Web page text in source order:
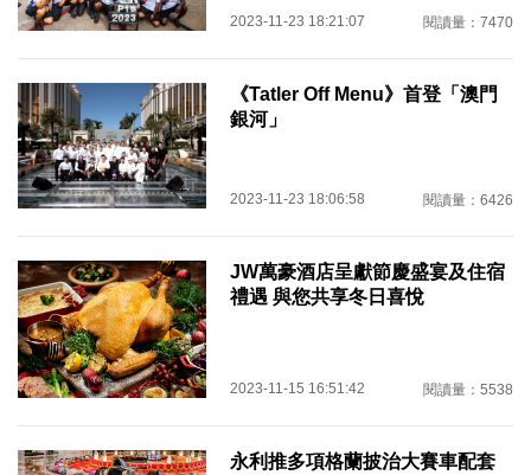
2023-11-23 18:21:07 閱讀量：7470
《Tatler Off Menu》首登「澳門
銀河」
2023-11-23 18:06:58 閱讀量：6426
JW萬豪酒店呈獻節慶盛宴及住宿
禮遇 與您共享冬日喜悅
2023-11-15 16:51:42 閱讀量：5538
永利推多項格蘭披治大賽車配套